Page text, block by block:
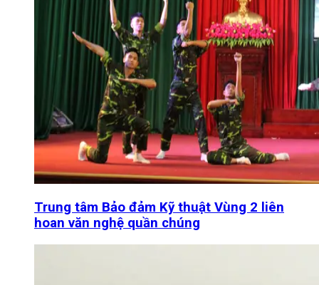
Trung tâm Bảo đảm Kỹ thuật Vùng 2 liên
hoan văn nghệ quần chúng